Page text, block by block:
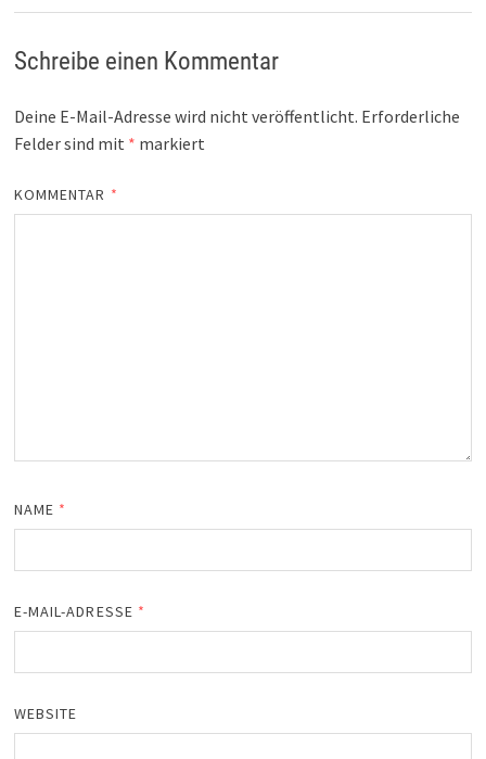
Schreibe einen Kommentar
Deine E-Mail-Adresse wird nicht veröffentlicht. Erforderliche
Felder sind mit * markiert
KOMMENTAR *
NAME *
E-MAIL-ADRESSE *
WEBSITE